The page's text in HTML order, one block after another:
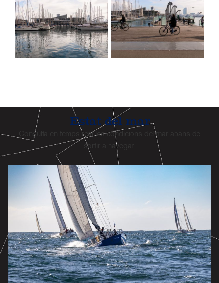
Estat del mar
Consulta en temps real les condicions del mar abans de
sortir a navegar.